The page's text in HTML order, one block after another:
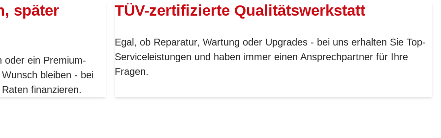
später
oder ein Premium-
bleiben - bei
finanzieren.
TÜV-zertifizierte Qualitätswerkstatt
Egal, ob Reparatur, Wartung oder Upgrades - bei uns erhalten Sie Top-
Serviceleistungen und haben immer einen Ansprechpartner für Ihre
Fragen.